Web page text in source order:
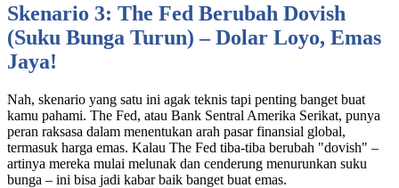
Skenario 3: The Fed Berubah Dovish
(Suku Bunga Turun) – Dolar Loyo, Emas
Jaya!
Nah, skenario yang satu ini agak teknis tapi penting banget buat
kamu pahami. The Fed, atau Bank Sentral Amerika Serikat, punya
peran raksasa dalam menentukan arah pasar finansial global,
termasuk harga emas. Kalau The Fed tiba-tiba berubah "dovish" –
artinya mereka mulai melunak dan cenderung menurunkan suku
bunga – ini bisa jadi kabar baik banget buat emas.